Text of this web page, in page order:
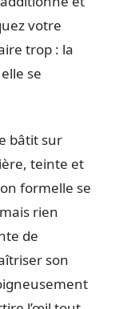
votre
trop : la
se
bâtit sur
teinte et
formelle se
rien
de
son